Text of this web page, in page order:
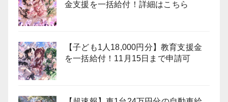
金支援を一括給付！詳細はこちら
【子ども1人18,000円分】教育支援金
を一括給付！11月15日まで申請可